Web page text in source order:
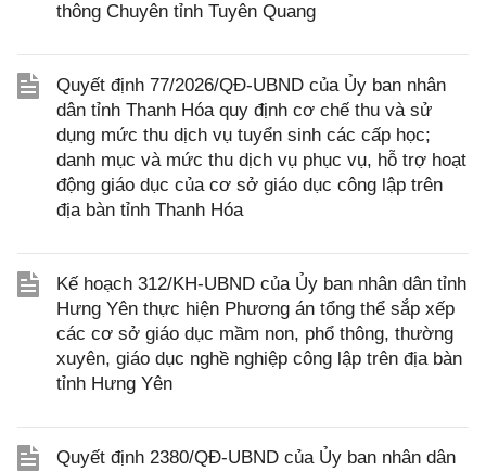
thông Chuyên tỉnh Tuyên Quang
Quyết định 77/2026/QĐ-UBND của Ủy ban nhân
dân tỉnh Thanh Hóa quy định cơ chế thu và sử
dụng mức thu dịch vụ tuyển sinh các cấp học;
danh mục và mức thu dịch vụ phục vụ, hỗ trợ hoạt
động giáo dục của cơ sở giáo dục công lập trên
địa bàn tỉnh Thanh Hóa
Kế hoạch 312/KH-UBND của Ủy ban nhân dân tỉnh
Hưng Yên thực hiện Phương án tổng thể sắp xếp
các cơ sở giáo dục mầm non, phổ thông, thường
xuyên, giáo dục nghề nghiệp công lập trên địa bàn
tỉnh Hưng Yên
Quyết định 2380/QĐ-UBND của Ủy ban nhân dân